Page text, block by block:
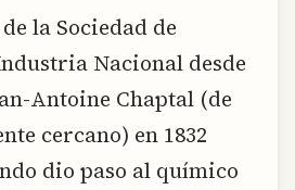
la Sociedad de
Nacional desde
Antoine Chaptal (de
cercano) en 1832
dio paso al químico